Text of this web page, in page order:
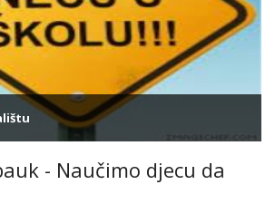
- Naučimo djecu da